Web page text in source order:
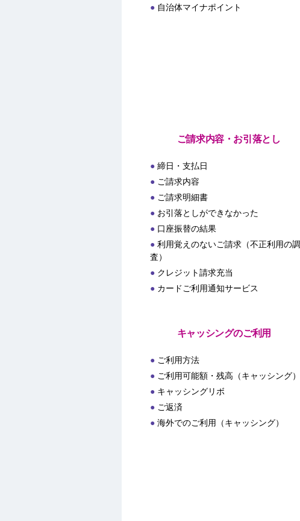
自治体マイナポイント
ご請求内容・お引落とし
締日・支払日
ご請求内容
ご請求明細書
お引落としができなかった
口座振替の結果
利用覚えのないご請求（不正利用の調
査）
クレジット請求充当
カードご利用通知サービス
キャッシングのご利用
ご利用方法
ご利用可能額・残高（キャッシング）
キャッシングリボ
ご返済
海外でのご利用（キャッシング）